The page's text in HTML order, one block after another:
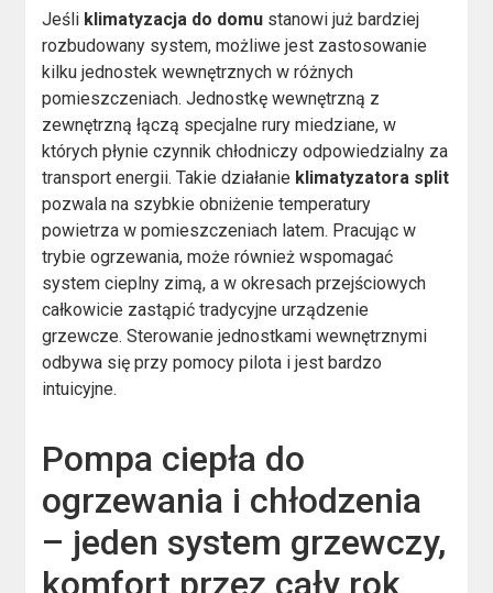
Jeśli klimatyzacja do domu stanowi już bardziej
rozbudowany system, możliwe jest zastosowanie
kilku jednostek wewnętrznych w różnych
pomieszczeniach. Jednostkę wewnętrzną z
zewnętrzną łączą specjalne rury miedziane, w
których płynie czynnik chłodniczy odpowiedzialny za
transport energii. Takie działanie klimatyzatora split
pozwala na szybkie obniżenie temperatury
powietrza w pomieszczeniach latem. Pracując w
trybie ogrzewania, może również wspomagać
system cieplny zimą, a w okresach przejściowych
całkowicie zastąpić tradycyjne urządzenie
grzewcze. Sterowanie jednostkami wewnętrznymi
odbywa się przy pomocy pilota i jest bardzo
intuicyjne.
Pompa ciepła do
ogrzewania i chłodzenia
– jeden system grzewczy,
komfort przez cały rok